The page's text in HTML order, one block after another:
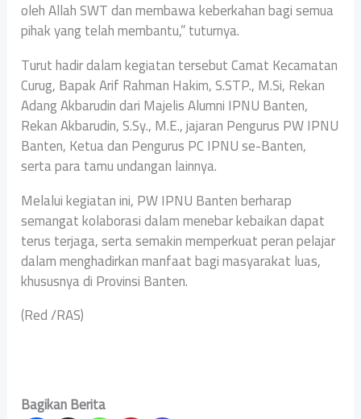
oleh Allah SWT dan membawa keberkahan bagi semua
pihak yang telah membantu,” tuturnya.
‎Turut hadir dalam kegiatan tersebut Camat Kecamatan
Curug, Bapak Arif Rahman Hakim, S.STP., M.Si, Rekan
Adang Akbarudin dari Majelis Alumni IPNU Banten,
Rekan Akbarudin, S.Sy., M.E., jajaran Pengurus PW IPNU
Banten, Ketua dan Pengurus PC IPNU se-Banten,
serta para tamu undangan lainnya.
‎Melalui kegiatan ini, PW IPNU Banten berharap
semangat kolaborasi dalam menebar kebaikan dapat
terus terjaga, serta semakin memperkuat peran pelajar
dalam menghadirkan manfaat bagi masyarakat luas,
khususnya di Provinsi Banten.
‎(Red /RAS)
Bagikan Berita